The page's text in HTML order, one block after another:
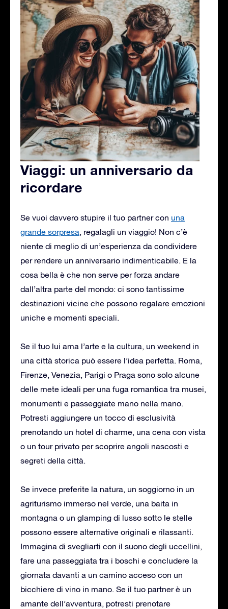
Viaggi: un anniversario da
ricordare
Se vuoi davvero stupire il tuo partner con una
grande sorpresa, regalagli un viaggio! Non c’è
niente di meglio di un’esperienza da condividere
per rendere un anniversario indimenticabile. E la
cosa bella è che non serve per forza andare
dall’altra parte del mondo: ci sono tantissime
destinazioni vicine che possono regalare emozioni
uniche e momenti speciali.
Se il tuo lui ama l’arte e la cultura, un weekend in
una città storica può essere l’idea perfetta. Roma,
Firenze, Venezia, Parigi o Praga sono solo alcune
delle mete ideali per una fuga romantica tra musei,
monumenti e passeggiate mano nella mano.
Potresti aggiungere un tocco di esclusività
prenotando un hotel di charme, una cena con vista
o un tour privato per scoprire angoli nascosti e
segreti della città.
Se invece preferite la natura, un soggiorno in un
agriturismo immerso nel verde, una baita in
montagna o un glamping di lusso sotto le stelle
possono essere alternative originali e rilassanti.
Immagina di svegliarti con il suono degli uccellini,
fare una passeggiata tra i boschi e concludere la
giornata davanti a un camino acceso con un
bicchiere di vino in mano. Se il tuo partner è un
amante dell’avventura, potresti prenotare